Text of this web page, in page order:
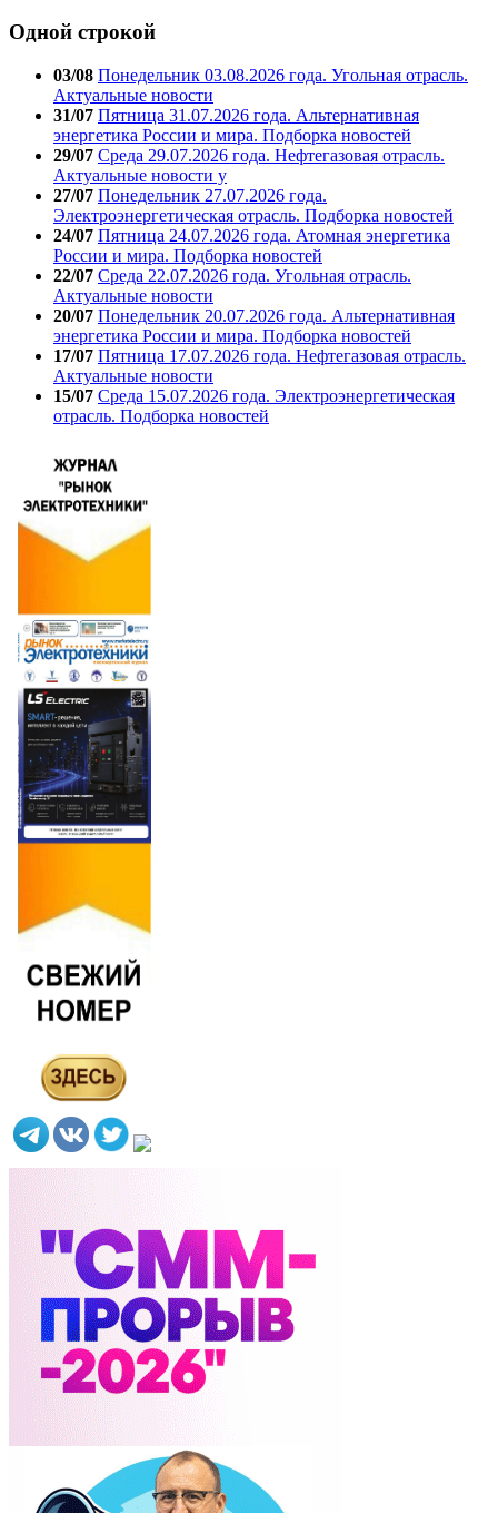
Одной строкой
03/08 Понедельник 03.08.2026 года. Угольная отрасль.
Актуальные новости
31/07 Пятница 31.07.2026 года. Альтернативная
энергетика России и мира. Подборка новостей
29/07 Среда 29.07.2026 года. Нефтегазовая отрасль.
Актуальные новости у
27/07 Понедельник 27.07.2026 года.
Электроэнергетическая отрасль. Подборка новостей
24/07 Пятница 24.07.2026 года. Атомная энергетика
России и мира. Подборка новостей
22/07 Среда 22.07.2026 года. Угольная отрасль.
Актуальные новости
20/07 Понедельник 20.07.2026 года. Альтернативная
энергетика России и мира. Подборка новостей
17/07 Пятница 17.07.2026 года. Нефтегазовая отрасль.
Актуальные новости
15/07 Среда 15.07.2026 года. Электроэнергетическая
отрасль. Подборка новостей